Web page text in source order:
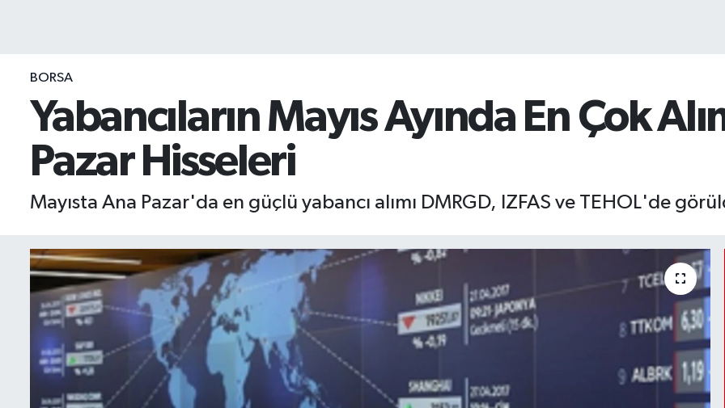
BORSA
Yabancıların Mayıs Ayında En Çok
Pazar Hisseleri
Mayısta Ana Pazar'da en güçlü yabancı alımı DMRGD, IZFAS ve TEHOL'de
BIST 100 Isı Haritası
Coin Isı Haritası
Ekonomik Takvim
Kiripto Para Piyasası
Hakkımızda
İletişim